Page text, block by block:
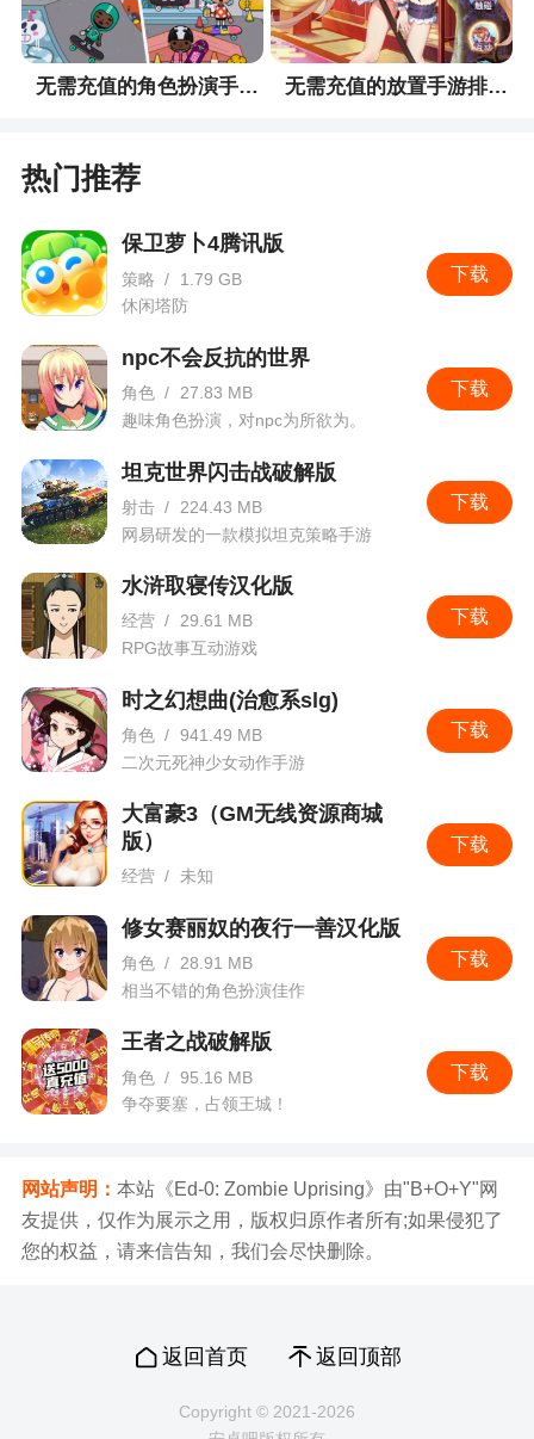
常
4、时空刻痕附加的仙术属性错误
6、仙盟界面点击【时来运转】入口无效
8、月神泪·中部分伤害丢失
三、平衡性调整
《小小英雄系列仙术》平衡性调整：
基于线上实际战斗数据及玩家反馈，本次新版
使该系列仙术中各属性仙术整体更加均衡。详情请
见版本期内具体平衡性调整公告。
请以游戏内实际情况为准。
无需充值的角色扮演手游排行榜 无需充值的放置手游排行榜
热门推荐
下载
保卫萝卜4腾讯版
策略 /
1.79 GB
休闲塔防
下载
npc不会反抗的世界
角色 /
27.83 MB
趣味角色扮演，对npc为所欲为。
下载
坦克世界闪击战破解版
射击 /
224.43 MB
网易研发的一款模拟坦克策略手游
下载
水浒取寝传汉化版
经营 / 29.61 MB
RPG故事互动游戏
下载
时之幻想曲(治愈系slg)
角色 / 941.49 MB
二次元死神少女动作手游
下载
大富豪3（GM无线资源商城
版）
经营 / 未知
下载
修女赛丽奴的夜行一善汉化版
角色 /
28.91 MB
相当不错的角色扮演佳作
下载
王者之战破解版
角色 / 95.16 MB
争夺要塞，占领王城！
网站声明： 本站《Ed-0: Zombie Uprising》由"B+O+Y"网
友提供，仅作为展示之用，版权归原作者所有;如果侵犯了
您的权益，请来信告知，我们会尽快删除。
返回首页 返回顶部
Copyright © 2021-2026